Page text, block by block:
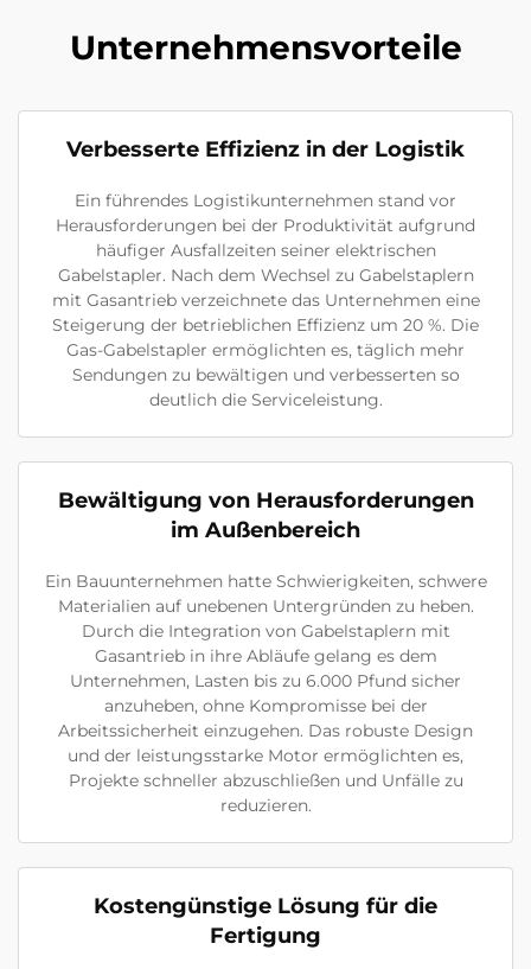
Unternehmensvorteile
Verbesserte Effizienz in der Logistik
Ein führendes Logistikunternehmen stand vor
Herausforderungen bei der Produktivität aufgrund
häufiger Ausfallzeiten seiner elektrischen
Gabelstapler. Nach dem Wechsel zu Gabelstaplern
mit Gasantrieb verzeichnete das Unternehmen eine
Steigerung der betrieblichen Effizienz um 20 %. Die
Gas-Gabelstapler ermöglichten es, täglich mehr
Sendungen zu bewältigen und verbesserten so
deutlich die Serviceleistung.
Bewältigung von Herausforderungen
im Außenbereich
Ein Bauunternehmen hatte Schwierigkeiten, schwere
Materialien auf unebenen Untergründen zu heben.
Durch die Integration von Gabelstaplern mit
Gasantrieb in ihre Abläufe gelang es dem
Unternehmen, Lasten bis zu 6.000 Pfund sicher
anzuheben, ohne Kompromisse bei der
Arbeitssicherheit einzugehen. Das robuste Design
und der leistungsstarke Motor ermöglichten es,
Projekte schneller abzuschließen und Unfälle zu
reduzieren.
Kostengünstige Lösung für die
Fertigung